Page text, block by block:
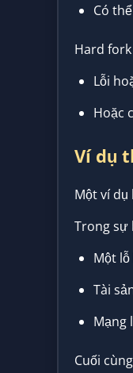
Có
Hard
Lỗi
Hoặc
Ví dụ
Một ví dụ
Trong sự
Một
Tài
Mạng
Cuối